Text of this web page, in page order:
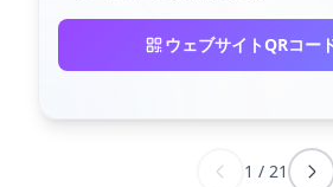
ウェブサイトQRコー
1 / 21